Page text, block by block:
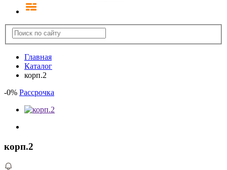
Главная
Каталог
корп.2
-0% Рассрочка
корп.2